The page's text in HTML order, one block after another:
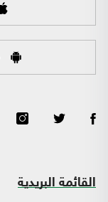
القائمة البريدية